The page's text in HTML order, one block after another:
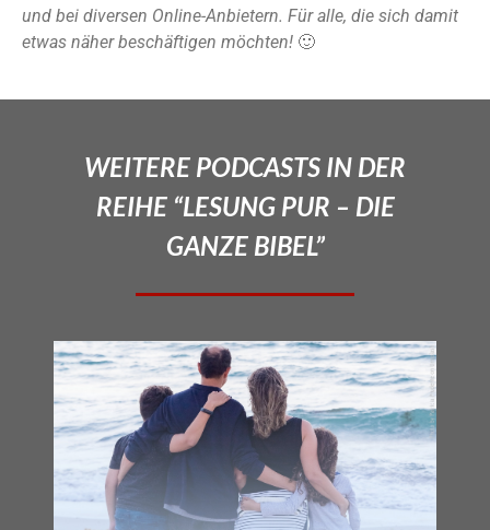
und bei diversen Online-Anbietern. Für alle, die sich damit
etwas näher beschäftigen möchten! 🙂
WEITERE PODCASTS IN DER
REIHE “LESUNG PUR – DIE
GANZE BIBEL”